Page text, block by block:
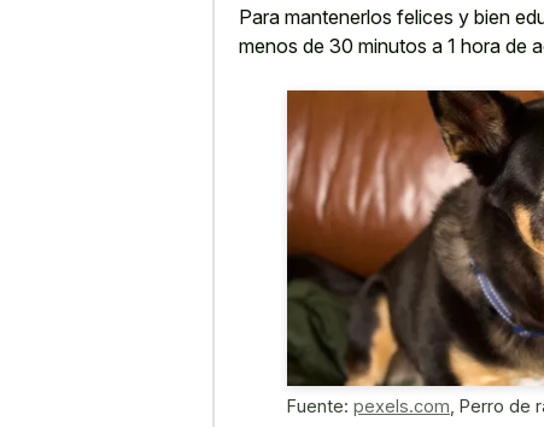
Para mantenerlos felices y bien
menos de 30 minutos a 1 hora de
Fuente: pexels.com Perro de